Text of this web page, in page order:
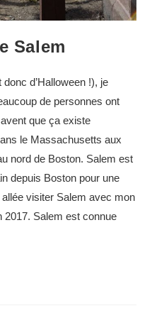
Salem
d’Halloween !), je
de personnes ont
que ça existe
le Massachusetts aux
nord de Boston. Salem est
depuis Boston pour une
visiter Salem avec mon
2017. Salem est connue